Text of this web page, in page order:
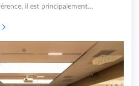
il est principalement…